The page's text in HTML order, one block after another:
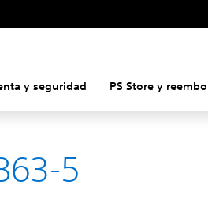
y seguridad PS Store y
5